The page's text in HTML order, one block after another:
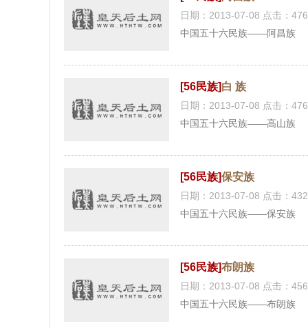
日期：2013-07-08 点击：
中国五十六民族——阿昌族
[56民族]白 族
日期：2013-07-08 点击：
中国五十六民族——高山族
[56民族]保安族
日期：2013-07-08 点击：
中国五十六民族——保安族
[56民族]布朗族
日期：2013-07-08 点击：
中国五十六民族——布朗族